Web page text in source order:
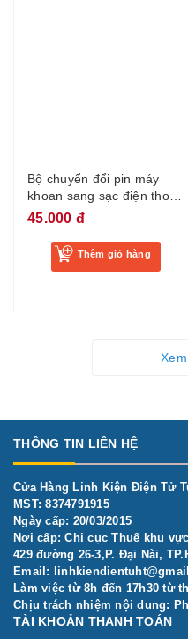
Bộ chuyển đổi pin máy
khoan sang sạc điện thoại
di động 5V khoảng cách
từ pin máy khoan
45.000 đ
Thêm giỏ hàng
THÔNG TIN LIÊN HỆ
Cửa Hàng Linh Kiện Điện Tử
MST: 8374791915
Ngày cấp: 20/03/2015
Nơi cấp: Chi cục Thuế khu
429 đường 26-3,P. Đại Nài,
Email:
Làm việc từ 8h đến 17h30 từ
Chịu trách nhiệm nội dung:
TÀI KHOẢN THANH TOÁN